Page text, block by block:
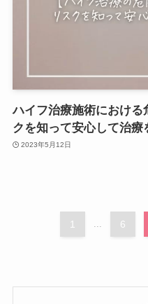
ハイフ治療施術におけ
クを知って安心して治療
2023年5月12日
1 ... 6